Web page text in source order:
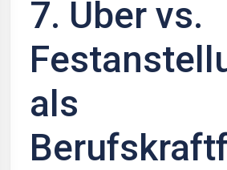
7. Uber vs.
als